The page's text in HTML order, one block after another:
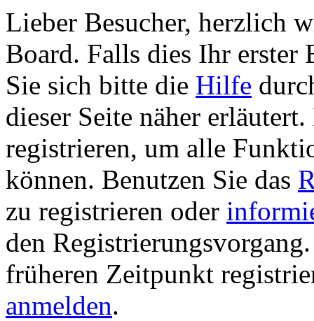
Lieber Besucher, herzlich
Board. Falls dies Ihr erster
Sie sich bitte die Hilfe
dieser Seite näher
registrieren, um alle
können. Benutzen Sie das
zu registrieren oder
den
früheren Zeitpunkt
anmelden.